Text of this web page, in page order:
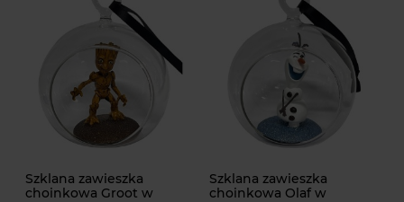
Szklana zawieszka
choinkowa Groot w
Szklana zawieszka
choinkowa Olaf w